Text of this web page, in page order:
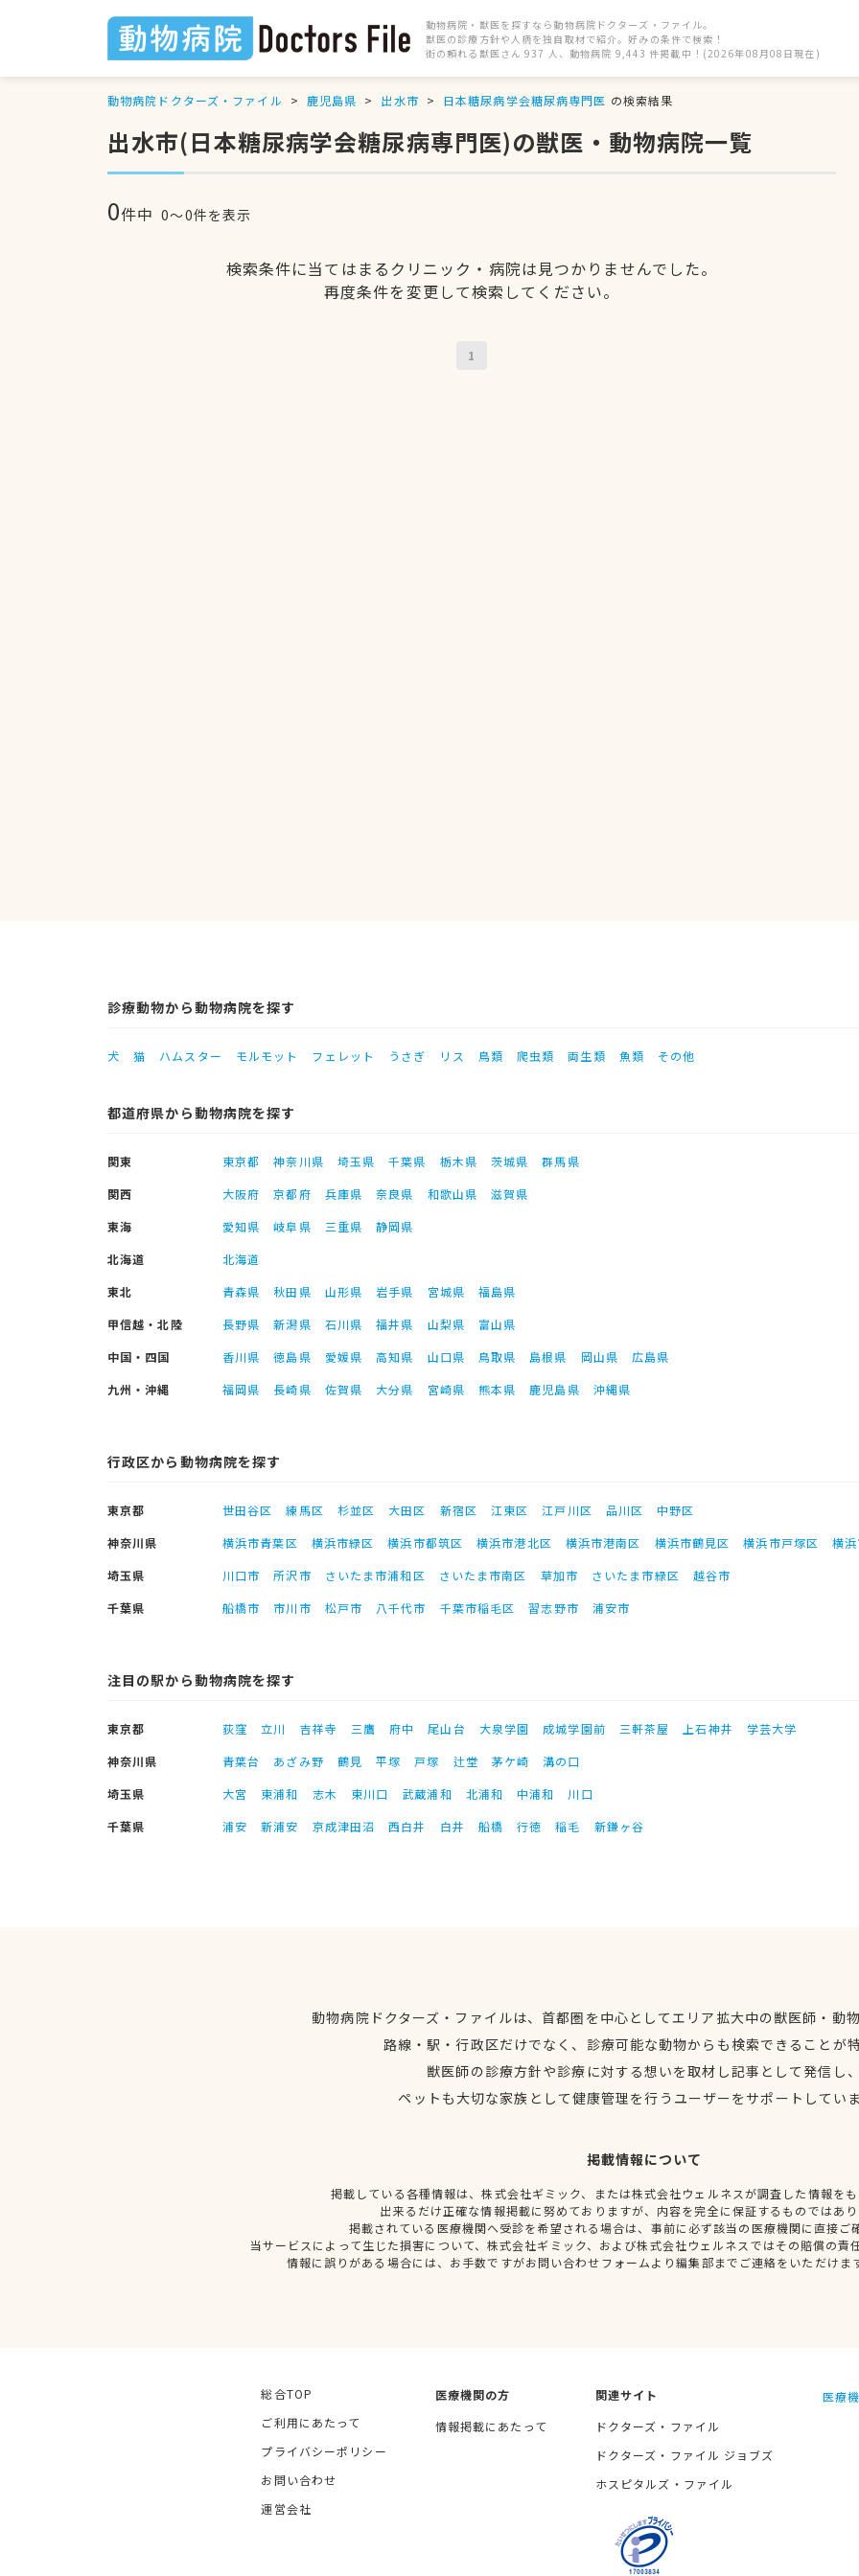
動物病院・獣医を探すなら動物病院ドクターズ・ファイル。
獣医の診療方針や人柄を独自取材で紹介。好みの条件で検索！
街の頼れる獣医さん 937 人、動物病院 9,443 件掲載中！(2026年08月08日現在)
動物病院ドクターズ・ファイル 鹿児島県 出水市 日本糖尿病学会糖尿病専門医 の検索結果
出水市(日本糖尿病学会糖尿病専門医)の獣医・動物病院一覧
0件中 0〜0件を表示
検索条件に当てはまるクリニック・病院は見つかりませんでした。
再度条件を変更して検索してください。
1
診療動物から動物病院を探す
犬 猫 ハムスター モルモット フェレット うさぎ リス 鳥類 爬虫類 両生類 魚類 その他
都道府県から動物病院を探す
関東 東京都 神奈川県 埼玉県 千葉県 栃木県 茨城県
群馬県
関西
大阪府 京都府 兵庫県 奈良県 和歌山県
滋賀県
東海
愛知県 岐阜県 三重県
静岡県
北海道
北海道
東北
青森県 秋田県 山形県 岩手県 宮城県
福島県
甲信越・北陸
長野県 新潟県 石川県 福井県 山梨県
富山県
中国・四国
香川県 徳島県 愛媛県 高知県 山口県 鳥取県 島根県 岡山県
広島県
九州・沖縄
福岡県 長崎県 佐賀県 大分県 宮崎県 熊本県 鹿児島県 沖縄県
行政区から動物病院を探す
東京都 世田谷区 練馬区 杉並区 大田区 新宿区 江東区 江戸川区 品川区
中野区
神奈川県
横浜市青葉区 横浜市緑区 横浜市都筑区 横浜市港北区 横浜市港南区 横浜市鶴見区 横浜市戸塚区
横
埼玉県
川口市 所沢市 さいたま市浦和区 さいたま市南区 草加市 さいたま市緑区
越谷市
千葉県
船橋市 市川市 松戸市 八千代市 千葉市稲毛区 習志野市 浦安市
注目の駅から動物病院を探す
東京都 荻窪 立川 吉祥寺 三鷹 府中 尾山台 大泉学園 成城学園前 三軒茶屋 上石神井
学芸大学
神奈川県
青葉台 あざみ野 鶴見 平塚 戸塚 辻堂 茅ケ崎
溝の口
埼玉県
大宮 東浦和 志木 東川口 武蔵浦和 北浦和 中浦和
川口
千葉県
浦安 新浦安 京成津田沼 西白井 白井 船橋 行徳 稲毛 新鎌ヶ谷
動物病院ドクターズ・ファイルは、首都圏を中心としてエリア拡大中の獣医師・動
路線・駅・行政区だけでなく、診療可能な動物からも検索できることが
獣医師の診療方針や診療に対する想いを取材し記事として発信し
ペットも大切な家族として健康管理を行うユーザーをサポートしてい
掲載情報について
掲載している各種情報は、株式会社ギミック、または株式会社ウェルネスが調査した情報を
出来るだけ正確な情報掲載に努めておりますが、内容を完全に保証するものではあ
掲載されている医療機関へ受診を希望される場合は、事前に必ず該当の医療機関に直接ご
当サービスによって生じた損害について、株式会社ギミック、および株式会社ウェルネスではその賠償の責
情報に誤りがある場合には、お手数ですがお問い合わせフォームより編集部までご連絡をいただけま
総合TOP
ご利用にあたって
プライバシーポリシー
お問い合わせ
運営会社
医療機関の方
情報掲載にあたって
関連サイト
ドクターズ・ファイル
ドクターズ・ファイル ジョブズ
ホスピタルズ・ファイル
医療